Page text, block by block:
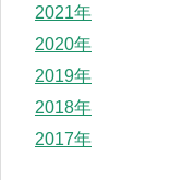
2021年
2020年
2019年
2018年
2017年